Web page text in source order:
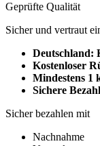
Geprüfte Qualität
Sicher und vertraut
Deutschland:
Kostenloser
Mindestens 1
Sichere
Sicher bezahlen mit
Nachnahme